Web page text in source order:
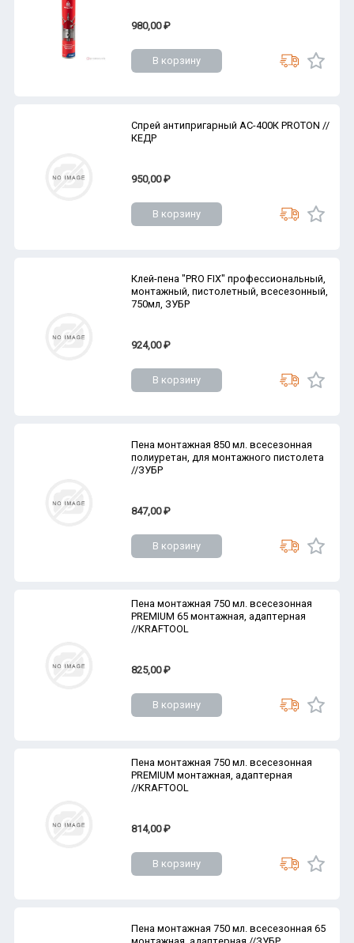
980,00 ₽
В корзину
Спрей антипригарный АС-400К PROTON //
КЕДР
950,00 ₽
В корзину
Клей-пена "PRO FIX" профессиональный,
монтажный, пистолетный, всесезонный,
750мл, ЗУБР
924,00 ₽
В корзину
Пена монтажная 850 мл. всесезонная
полиуретан, для монтажного пистолета
//ЗУБР
847,00 ₽
В корзину
Пена монтажная 750 мл. всесезонная
PREMIUM 65 монтажная, адаптерная
//KRAFTOOL
825,00 ₽
В корзину
Пена монтажная 750 мл. всесезонная
PREMIUM монтажная, адаптерная
//KRAFTOOL
814,00 ₽
В корзину
Пена монтажная 750 мл. всесезонная 65